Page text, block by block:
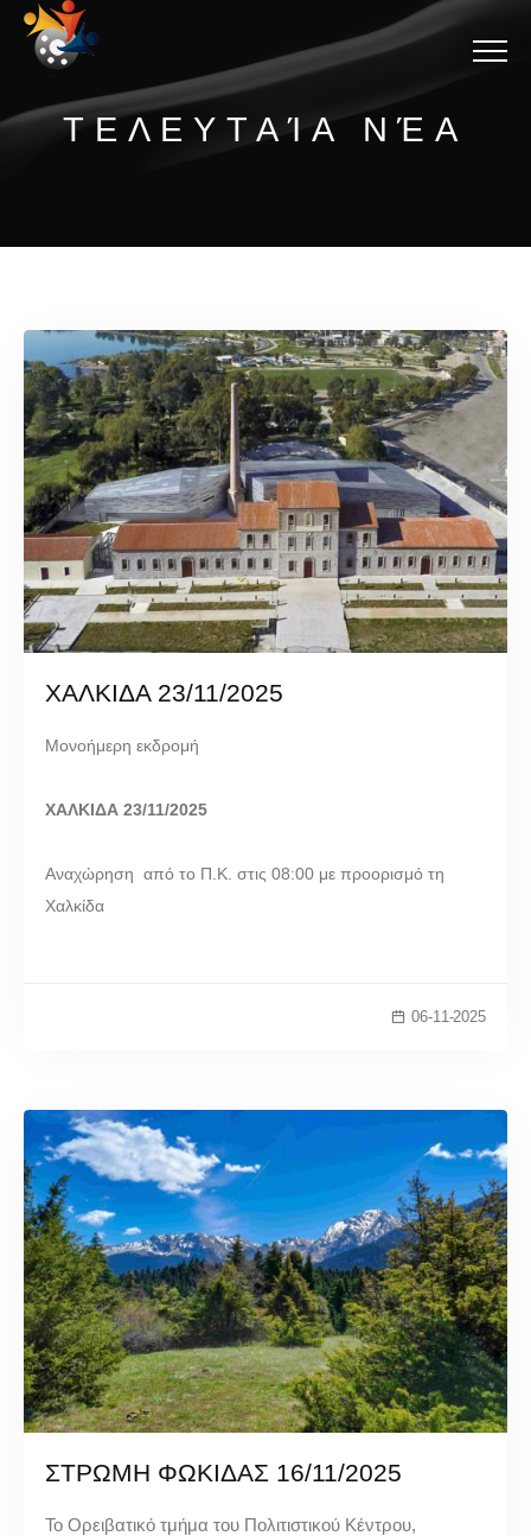
ΤΕΛΕΥΤΑΊΑ ΝΈΑ
ΧΑΛΚΙΔΑ 23/11/2025
Μονοήμερη εκδρομή
ΧΑΛΚΙΔΑ 23/11/2025
Αναχώρηση από το Π.Κ. στις 08:00 με προορισμό τη
Χαλκίδα
06-11-2025
ΣΤΡΩΜΗ ΦΩΚΙΔΑΣ 16/11/2025
Το Ορειβατικό τμήμα του Πολιτιστικού Κέντρου,